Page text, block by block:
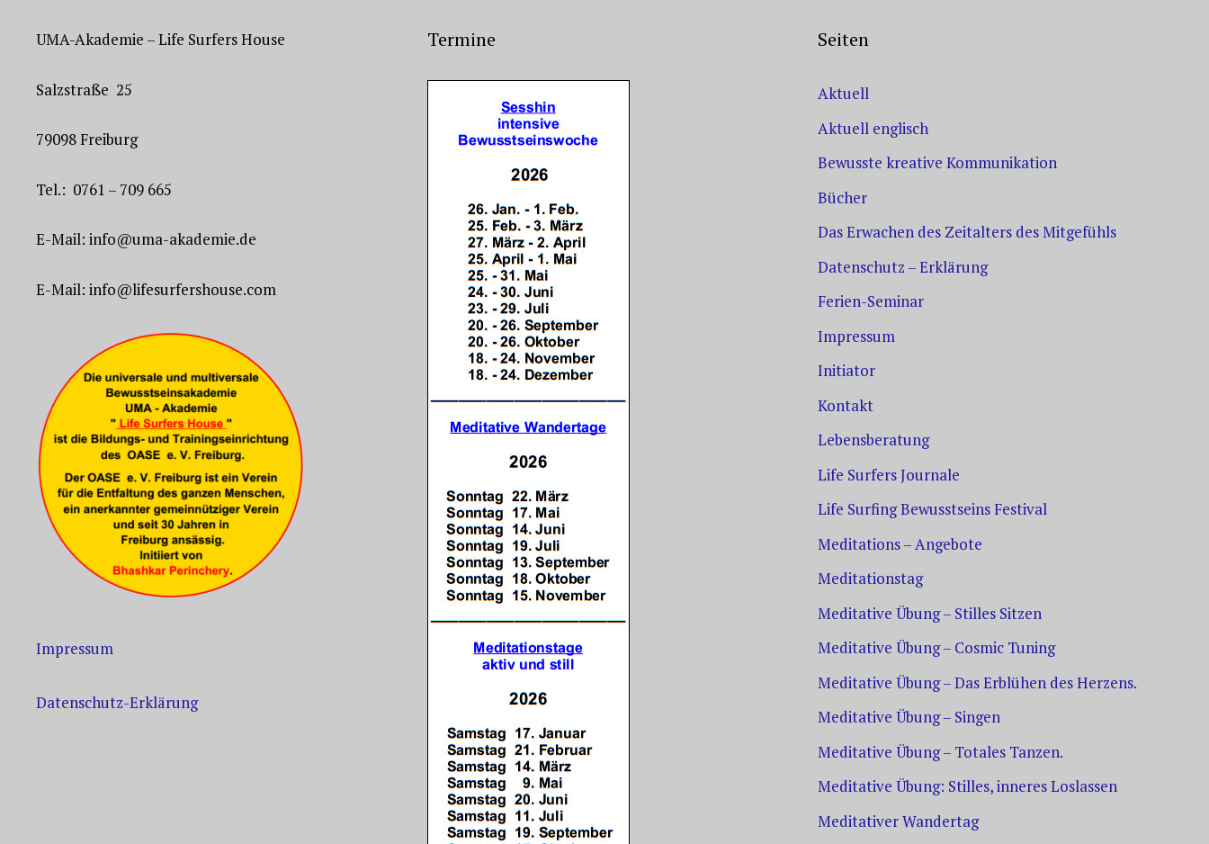
UMA-Akademie – Life Surfers House
Salzstraße 25
79098 Freiburg
Tel.: 0761 – 709 665
E-Mail: info@uma-akademie.de
E-Mail: info@lifesurfershouse.com
Impressum
Datenschutz-Erklärung
Termine Seiten
Aktuell
Aktuell englisch
Bewusste kreative Kommunikation
Bücher
Das Erwachen des Zeitalters des Mitgefühls
Datenschutz – Erklärung
Ferien-Seminar
Impressum
Initiator
Kontakt
Lebensberatung
Life Surfers Journale
Life Surfing Bewusstseins Festival
Meditations – Angebote
Meditationstag
Meditative Übung – Stilles Sitzen
Meditative Übung – Cosmic Tuning
Meditative Übung – Das Erblühen des Herzens.
Meditative Übung – Singen
Meditative Übung – Totales Tanzen.
Meditative Übung: Stilles, inneres Loslassen
Meditativer Wandertag